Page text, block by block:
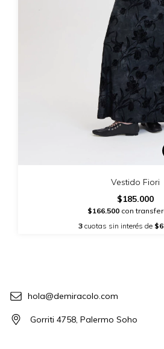
Vestido Fiori
$185.000
$166.500 con
3cuotas sin interés de
hola@demiracolo.com
Gorriti 4758, Palermo Soho